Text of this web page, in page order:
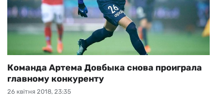
26 квітня 2018, 23:35
Команда Артема Довбыка снова проиграла
главному конкуренту